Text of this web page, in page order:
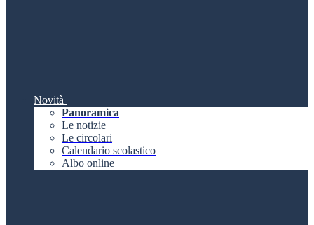
Novità
Panoramica
Le notizie
Le circolari
Calendario scolastico
Albo online